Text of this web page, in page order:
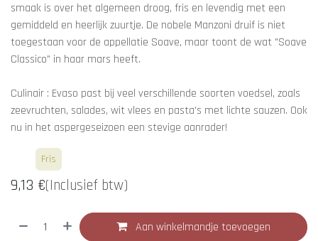
smaak is over het algemeen droog, fris en levendig met een
gemiddeld en heerlijk zuurtje. De nobele Manzoni druif is niet
toegestaan voor de appellatie Soave, maar toont de wat "Soave
Classico" in haar mars heeft.
Culinair : Evaso past bij veel verschillende soorten voedsel, zoals
zeevruchten, salades, wit vlees en pasta's met lichte sauzen. Ook
nu in het aspergeseizoen een stevige aanrader!
Fris
9,13 €(Inclusief btw)
Aan winkelmandje toevoegen